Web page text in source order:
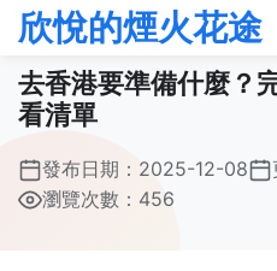
欣悅的煙火花途
去香港要準備什麼？
看清單
發布日期： 2025-12-08
瀏覽次數：456